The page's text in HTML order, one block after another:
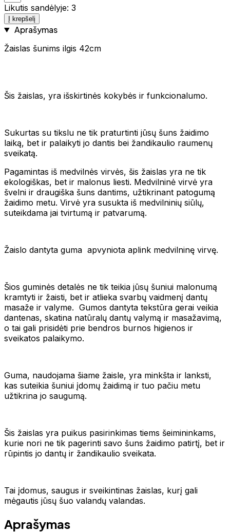
Likutis sandėlyje: 3
Į krepšelį
Aprašymas
Žaislas šunims ilgis 42cm
Šis žaislas, yra išskirtinės kokybės ir funkcionalumo.
Sukurtas su tikslu ne tik praturtinti jūsų šuns žaidimo
laiką, bet ir palaikyti jo dantis bei žandikaulio raumenų
sveikatą.
Pagamintas iš medvilnės virvės, šis žaislas yra ne tik
ekologiškas, bet ir malonus liesti. Medvilninė virvė yra
švelni ir draugiška šuns dantims, užtikrinant patogumą
žaidimo metu. Virvė yra susukta iš medvilninių siūlų,
suteikdama jai tvirtumą ir patvarumą.
Žaislo dantyta guma apvyniota aplink medvilninę virvę.
Šios guminės detalės ne tik teikia jūsų šuniui malonumą
kramtyti ir žaisti, bet ir atlieka svarbų vaidmenį dantų
masaže ir valyme. Gumos dantyta tekstūra gerai veikia
dantenas, skatina natūralų dantų valymą ir masažavimą,
o tai gali prisidėti prie bendros burnos higienos ir
sveikatos palaikymo.
Guma, naudojama šiame žaisle, yra minkšta ir lanksti,
kas suteikia šuniui įdomų žaidimą ir tuo pačiu metu
užtikrina jo saugumą.
Šis žaislas yra puikus pasirinkimas tiems šeimininkams,
kurie nori ne tik pagerinti savo šuns žaidimo patirtį, bet ir
rūpintis jo dantų ir žandikaulio sveikata.
Tai įdomus, saugus ir sveikintinas žaislas, kurį gali
mėgautis jūsų šuo valandų valandas.
Aprašymas